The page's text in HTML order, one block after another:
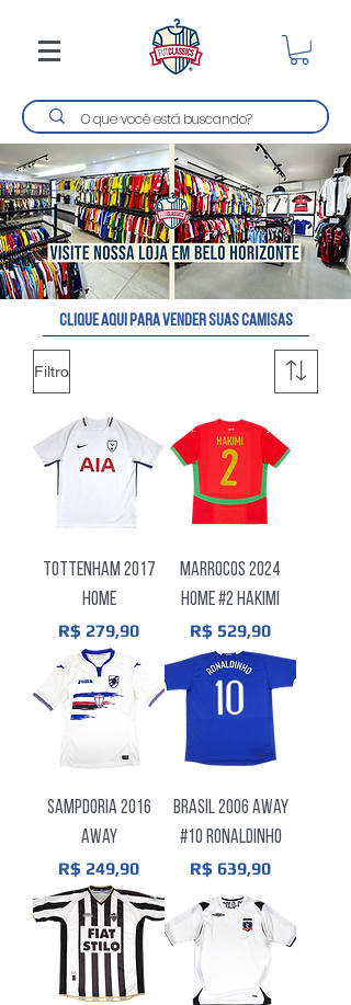
clique aqui para vender suas camisas
Filtro
Tottenham 2017
Home
Preço
R$ 279,90
Marrocos 2024
Home #2 Hakimi
Preço
R$ 529,90
Sampdoria 2016
Away
Preço
R$ 249,90
Brasil 2006 Away
#10 Ronaldinho
Preço
R$ 639,90